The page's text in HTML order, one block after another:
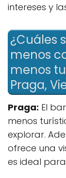
intereses y
¿Cuáles
menos
menos
Praga,
Praga: El
menos
explorar.
ofrece una
es ideal